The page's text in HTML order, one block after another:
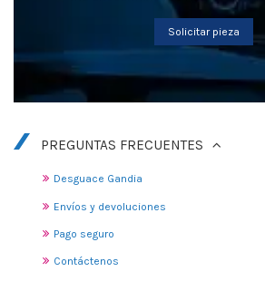
Solicitar pieza
PREGUNTAS FRECUENTES
Desguace Gandia
Envíos y devoluciones
Pago seguro
Contáctenos